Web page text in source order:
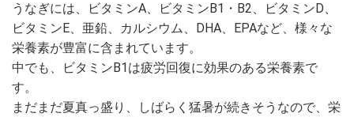
うなぎには、ビタミンA、ビタミンB1・B2、ビタミンD、
ビタミンE、亜鉛、カルシウム、DHA、EPAなど、様々な
栄養素が豊富に含まれています。
中でも、ビタミンB1は疲労回復に効果のある栄養素で
す。
まだまだ夏真っ盛り、しばらく猛暑が続きそうなので、栄